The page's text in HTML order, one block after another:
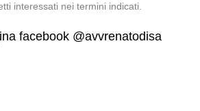
interessati nei termini indicati.
facebook @avvrenatodisa